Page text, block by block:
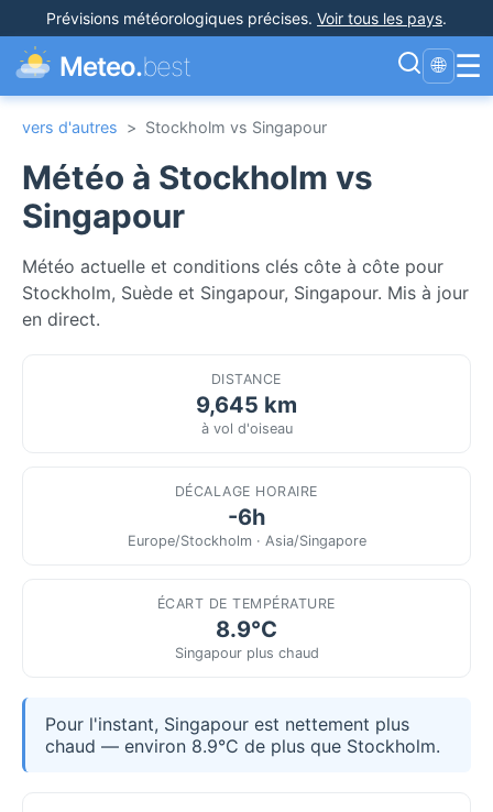
Prévisions météorologiques précises. Voir tous les pays.
Meteo.best 🌐 ☰
vers d'autres > Stockholm vs Singapour
Météo à Stockholm vs
Singapour
Météo actuelle et conditions clés côte à côte pour
Stockholm, Suède et Singapour, Singapour. Mis à jour
en direct.
DISTANCE
9,645 km
à vol d'oiseau
DÉCALAGE HORAIRE
-6h
Europe/Stockholm · Asia/Singapore
ÉCART DE TEMPÉRATURE
8.9°C
Singapour plus chaud
Pour l'instant, Singapour est nettement plus
chaud — environ 8.9°C de plus que Stockholm.